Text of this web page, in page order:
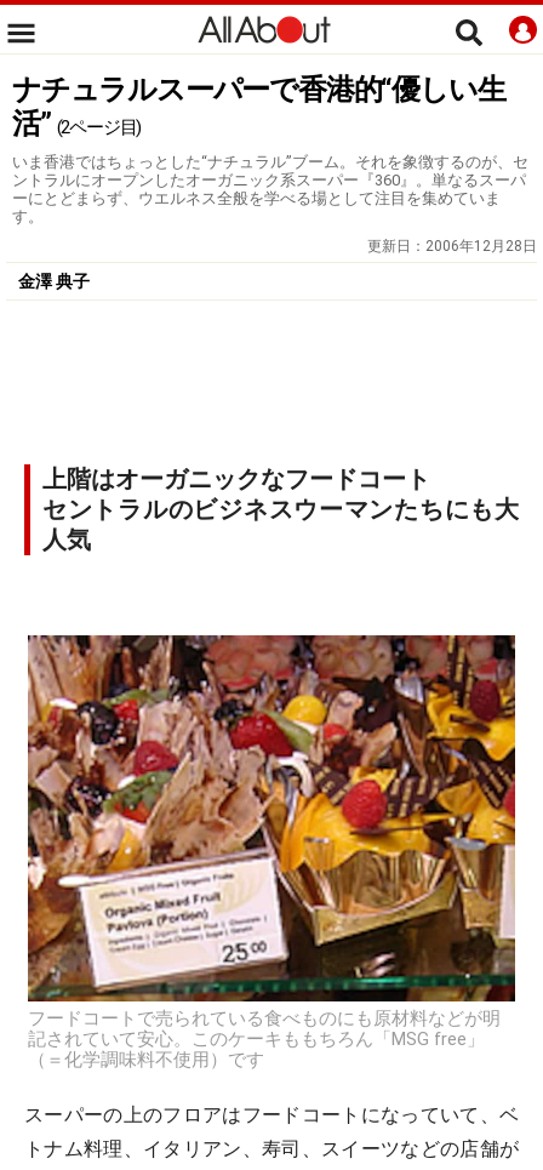
ナチュラルスーパーで香港的“優しい生
活” (2ページ目)
いま香港ではちょっとした“ナチュラル”ブーム。それを象徴するのが、セ
ントラルにオープンしたオーガニック系スーパー『360』。単なるスーパ
ーにとどまらず、ウエルネス全般を学べる場として注目を集めていま
す。
更新日： 2006年12月28日
金澤 典子
上階はオーガニックなフードコート
セントラルのビジネスウーマンたちにも大
人気
フードコートで売られている食べものにも原材料などが明
記されていて安心。このケーキももちろん「MSG free」
（＝化学調味料不使用）です
スーパーの上のフロアはフードコートになっていて、ベ
トナム料理、イタリアン、寿司、スイーツなどの店舗が